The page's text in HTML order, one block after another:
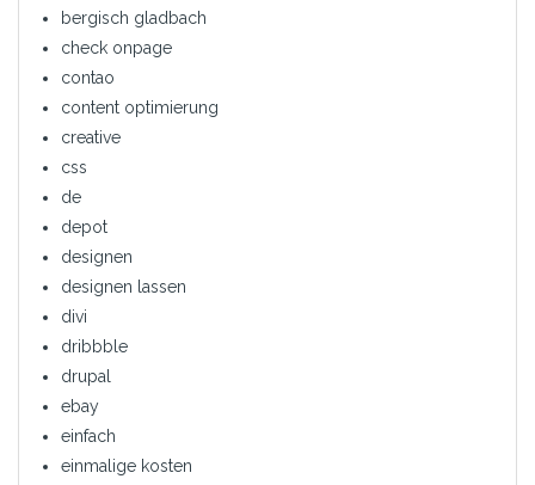
bergisch gladbach
check onpage
contao
content optimierung
creative
css
de
depot
designen
designen lassen
divi
dribbble
drupal
ebay
einfach
einmalige kosten